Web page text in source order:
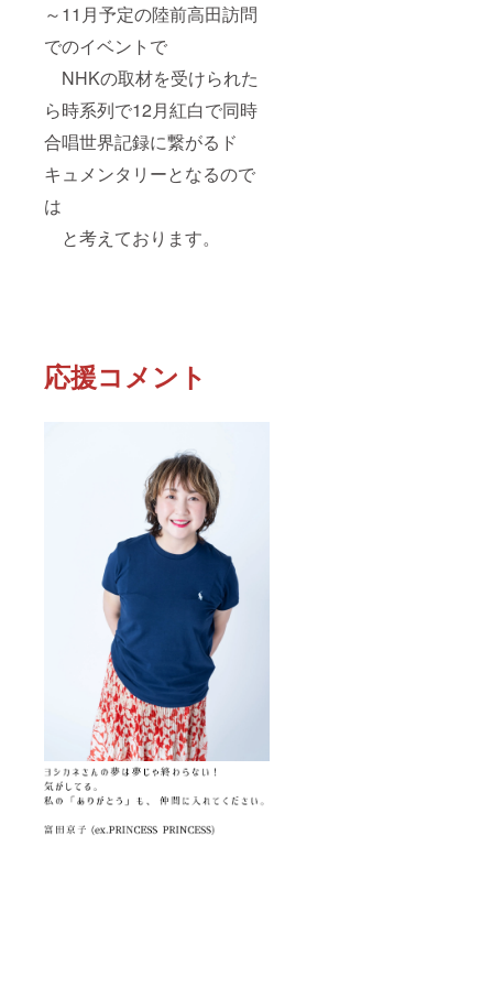
～11月予定の陸前高田訪問
でのイベントで
NHKの取材を受けられた
ら時系列で12月紅白で同時
合唱世界記録に繋がるド
キュメンタリーとなるので
は
と考えております。
応援コメント